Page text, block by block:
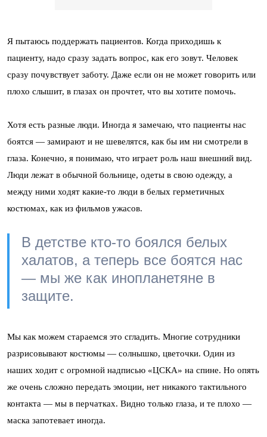
Я пытаюсь поддержать пациентов. Когда приходишь к
пациенту, надо сразу задать вопрос, как его зовут. Человек
сразу почувствует заботу. Даже если он не может говорить или
плохо слышит, в глазах он прочтет, что вы хотите помочь.
Хотя есть разные люди. Иногда я замечаю, что пациенты нас
боятся — замирают и не шевелятся, как бы им ни смотрели в
глаза. Конечно, я понимаю, что играет роль наш внешний вид.
Люди лежат в обычной больнице, одеты в свою одежду, а
между ними ходят какие-то люди в белых герметичных
костюмах, как из фильмов ужасов.
В детстве кто-то боялся белых
халатов, а теперь все боятся нас
— мы же как инопланетяне в
защите.
Мы как можем стараемся это сгладить. Многие сотрудники
разрисовывают костюмы — солнышко, цветочки. Один из
наших ходит с огромной надписью «ЦСКА» на спине. Но опять
же очень сложно передать эмоции, нет никакого тактильного
контакта — мы в перчатках. Видно только глаза, и те плохо —
маска запотевает иногда.